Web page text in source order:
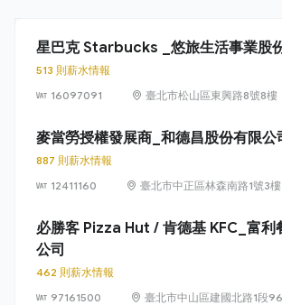
星巴克 Starbucks _悠旅生活事業股
513 則薪水情報
16097091
臺北市松山區東興路8號8樓
麥當勞授權發展商_和德昌股份有限公
887 則薪水情報
12411160
臺北市中正區林森南路1號3樓
必勝客 Pizza Hut / 肯德基 KFC_富利
公司
462 則薪水情報
97161500
臺北市中山區建國北路1段